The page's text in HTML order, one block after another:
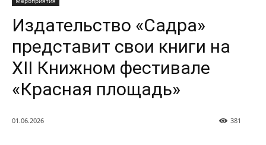
Издательство «Садра»
представит свои книги на
XII Книжном фестивале
«Красная площадь»
01.06.2026 381